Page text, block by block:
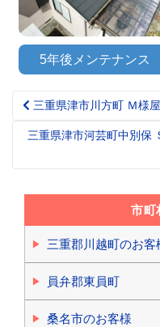
5年後メンテナンス
Post
navigation
三重県津市川方町 Ｍ様
三重県津市河芸町中別保
市町
三重郡川越町のお客
員弁郡東員町
桑名市のお客様